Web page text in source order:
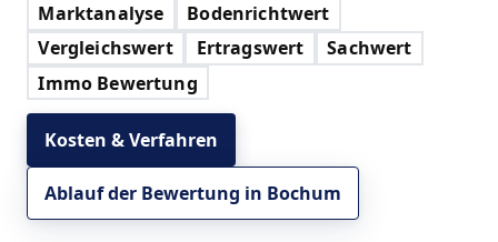
Marktanalyse
Bodenrichtwert
Vergleichswert
Ertragswert
Sachwert
Immo Bewertung
Kosten & Verfahren
Ablauf der Bewertung in Bochum